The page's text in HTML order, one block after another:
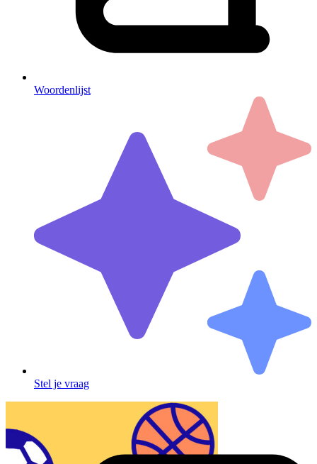
Woordenlijst
Stel je vraag